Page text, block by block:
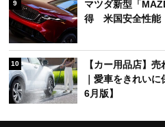
9
マツダ新型「
得 米国安全性能
10
【カー用品店】
｜愛車をきれい
6月版】